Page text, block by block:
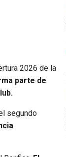
2026 de la
parte de
segundo